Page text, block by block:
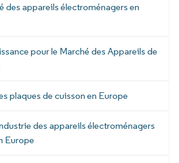
des appareils électroménagers en
pour le Marché des Appareils de
plaques de cuisson en Europe
des appareils électroménagers
Europe